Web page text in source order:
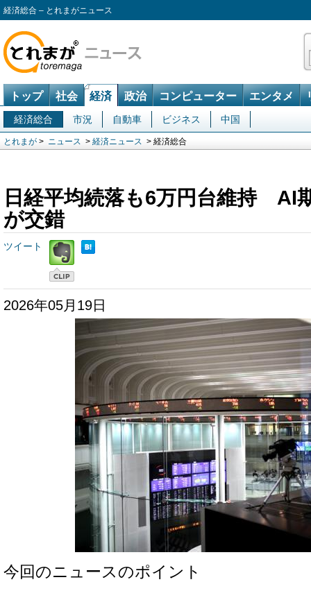
経済総合 – とれまがニュース
トップ 社会 経済 政治 コンピューター エンタメ
経済総合 市況 自動車 ビジネス 中国
とれまが > ニュース > 経済ニュース > 経済総合
日経平均続落も6万円台維持 AI
が交錯
ツイート
2026年05月19日
今回のニュースのポイント